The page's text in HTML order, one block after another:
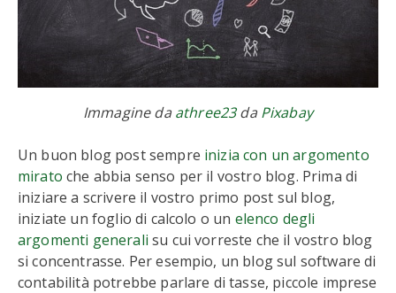
Immagine da athree23da Pixabay
Un buon blog post sempre inizia con un argomento
mirato che abbia senso per il vostro blog. Prima di
iniziare a scrivere il vostro primo post sul blog,
iniziate un foglio di calcolo o un elenco degli
argomenti generali su cui vorreste che il vostro blog
si concentrasse. Per esempio, un blog sul software di
contabilità potrebbe parlare di tasse, piccole imprese